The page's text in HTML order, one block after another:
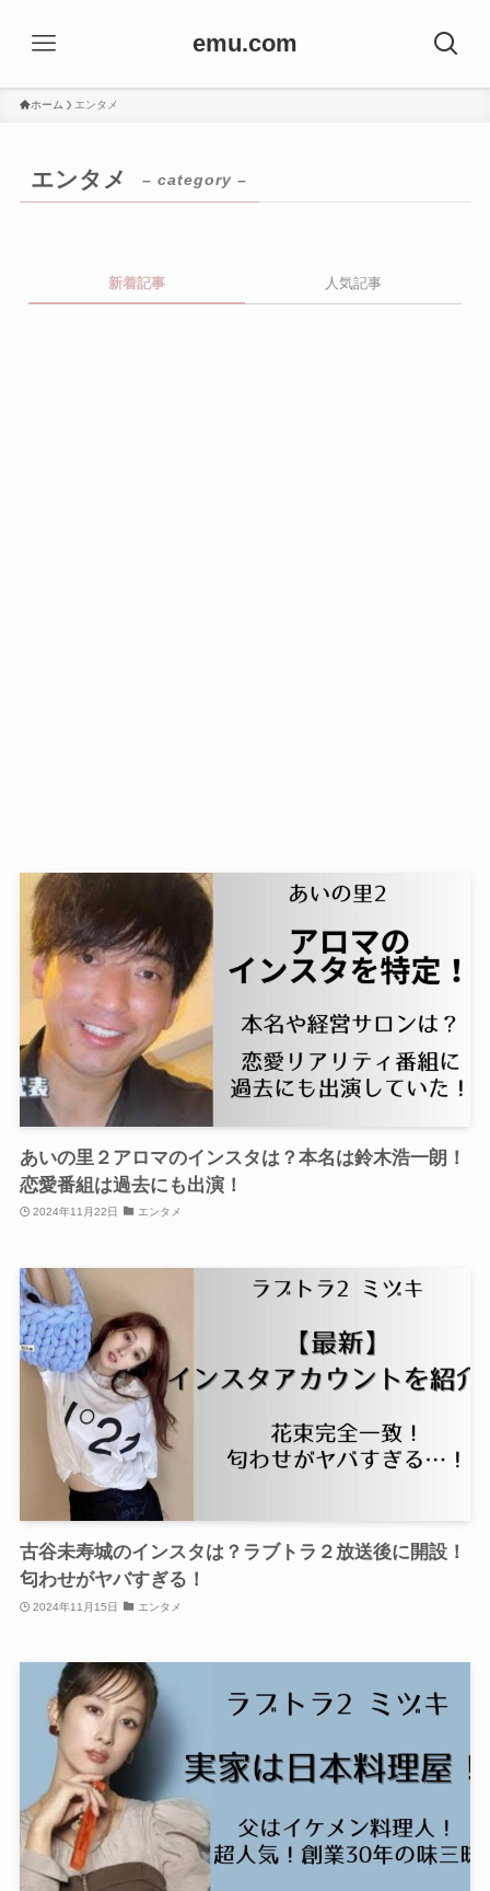
emu.com
ホーム エンタメ
エンタメ – category –
新着記事 人気記事
あいの里２アロマのインスタは？本名は鈴木浩一朗！
恋愛番組は過去にも出演！
2024年11月22日 エンタメ
古谷未寿城のインスタは？ラブトラ２放送後に開設！
匂わせがヤバすぎる！
2024年11月15日 エンタメ